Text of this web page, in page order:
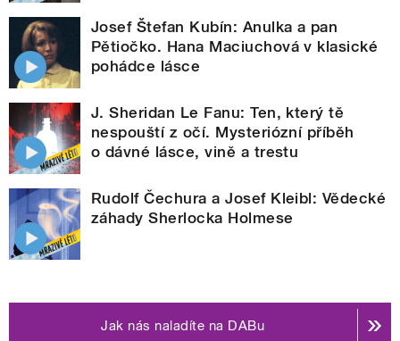
Josef Štefan Kubín: Anulka a pan
Pětiočko. Hana Maciuchová v klasické
pohádce lásce
J. Sheridan Le Fanu: Ten, který tě
nespouští z očí. Mysteriózní příběh
o dávné lásce, vině a trestu
Rudolf Čechura a Josef Kleibl: Vědecké
záhady Sherlocka Holmese
Jak nás naladíte na DABu